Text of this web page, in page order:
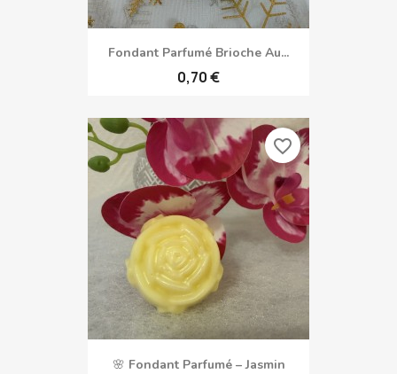
Fondant Parfumé Brioche Au...
0,70 €
🌸 Fondant Parfumé – Jasmin
favorite_border